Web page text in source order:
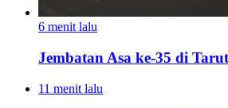
6 menit lalu
Jembatan Asa ke-35 di
11 menit lalu